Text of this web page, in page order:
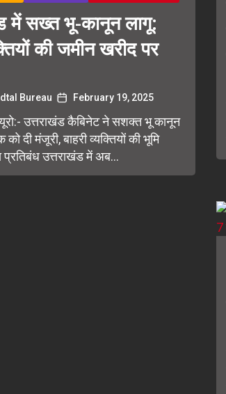
में सख्त भू-कानून लागू:
की जमीन खरीद पर
Bureau February 19, 2025
उत्तराखंड कैबिनेट ने सशक्त भू कानून
दी मंजूरी, बाहरी व्यक्तियों की भूमि
प्रतिबंध उत्तराखंड में अब...